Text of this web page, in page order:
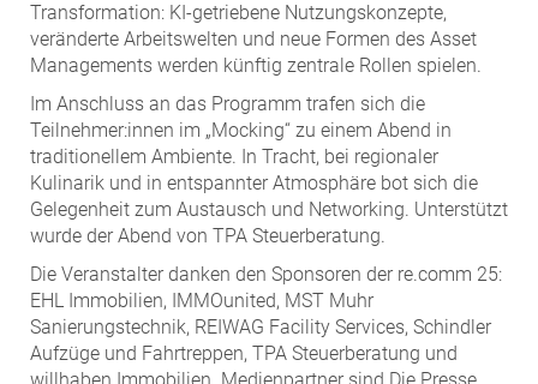
Transformation: KI-getriebene Nutzungskonzepte,
veränderte Arbeitswelten und neue Formen des Asset
Managements werden künftig zentrale Rollen spielen.
Im Anschluss an das Programm trafen sich die
Teilnehmer:innen im „Mocking“ zu einem Abend in
traditionellem Ambiente. In Tracht, bei regionaler
Kulinarik und in entspannter Atmosphäre bot sich die
Gelegenheit zum Austausch und Networking. Unterstützt
wurde der Abend von TPA Steuerberatung.
Die Veranstalter danken den Sponsoren der re.comm 25:
EHL Immobilien, IMMOunited, MST Muhr
Sanierungstechnik, REIWAG Facility Services, Schindler
Aufzüge und Fahrtreppen, TPA Steuerberatung und